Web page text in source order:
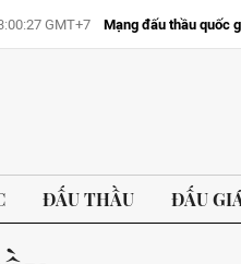
GMT+7 Mạng đấu thầu quốc
ĐẤU THẦU ĐẤU